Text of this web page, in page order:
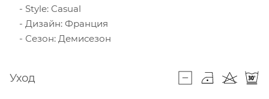
Style: Casual
Дизайн: Франция
Сезон: Демисезон
Уход